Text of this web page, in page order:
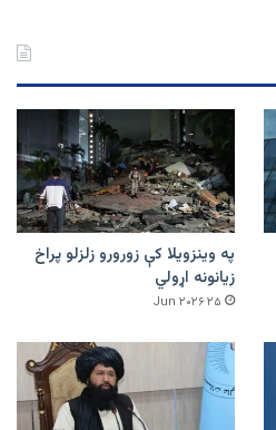
په وینزویلا کې زورورو زلزلو پراخ
زیانونه اړولي
۲۵ Jun ۲۰۲۶